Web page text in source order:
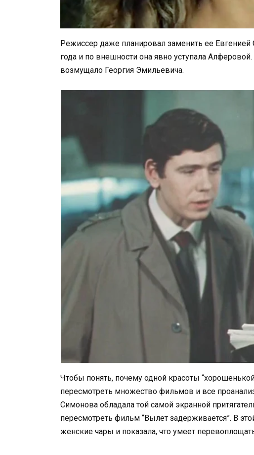
Режиссер даже планировал заменить ее
года и по внешности она явно уступала
возмущало Георгия Эмильевича.
Чтобы понять, почему одной красоты
пересмотреть множество фильмов и все
Симонова обладала той самой экранной
пересмотреть фильм “Вылет задерживается”. В
женские чары и показала, что умеет